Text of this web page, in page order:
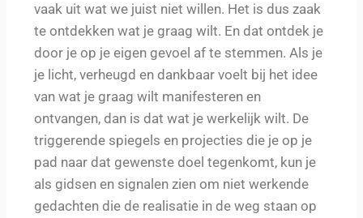
vaak uit wat we juist niet willen. Het is dus zaak
te ontdekken wat je graag wilt. En dat ontdek je
door je op je eigen gevoel af te stemmen. Als je
je licht, verheugd en dankbaar voelt bij het idee
van wat je graag wilt manifesteren en
ontvangen, dan is dat wat je werkelijk wilt. De
triggerende spiegels en projecties die je op je
pad naar dat gewenste doel tegenkomt, kun je
als gidsen en signalen zien om niet werkende
gedachten die de realisatie in de weg staan op